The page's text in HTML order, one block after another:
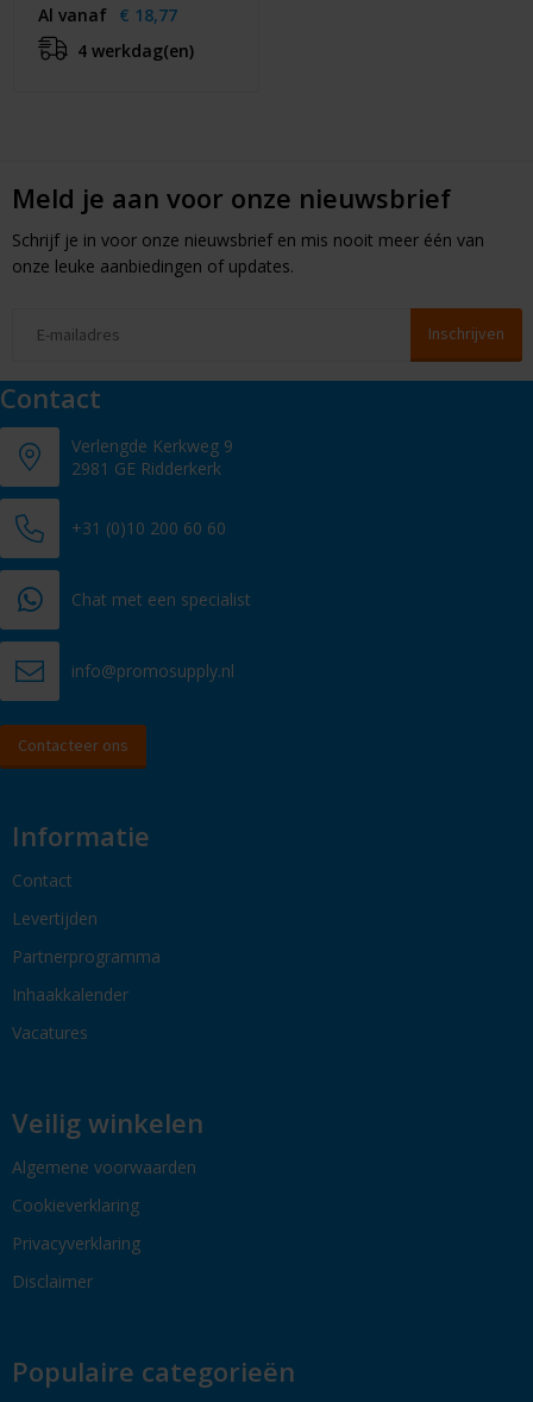
Al vanaf € 18,77
4 werkdag(en)
Meld je aan voor onze nieuwsbrief
Schrijf je in voor onze nieuwsbrief en mis nooit meer één van
onze leuke aanbiedingen of updates.
Contact
Verlengde Kerkweg 9
2981 GE Ridderkerk
+31 (0)10 200 60 60
Chat met een specialist
info@promosupply.nl
Contacteer ons
Informatie
Contact
Levertijden
Partnerprogramma
Inhaakkalender
Vacatures
Veilig winkelen
Algemene voorwaarden
Cookieverklaring
Privacyverklaring
Disclaimer
Populaire categorieën